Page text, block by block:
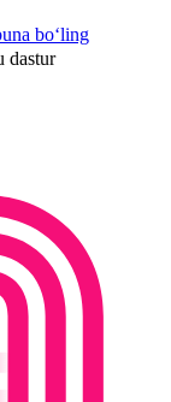
bo‘ling
dastur